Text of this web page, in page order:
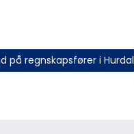
på regnskapsfører i Hurdal